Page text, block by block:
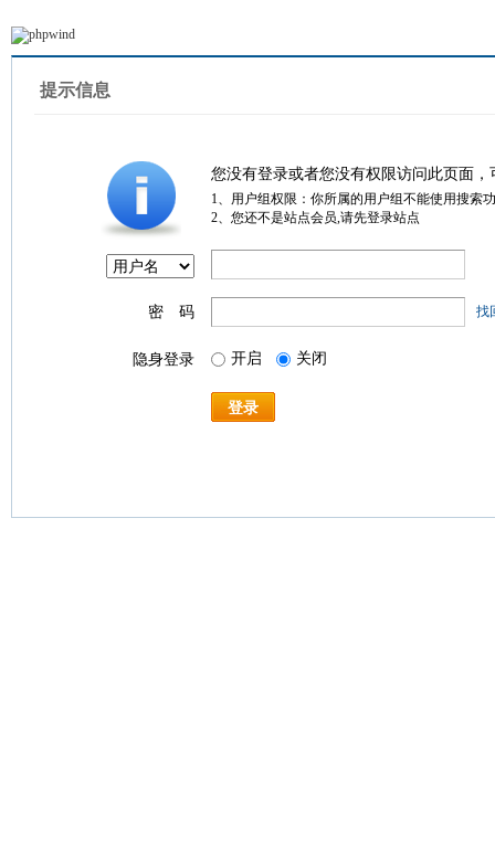
提示信息
您没有登录或者您没有权限访问此页面
1、用户组权限：你所属的用户组不能使用搜索
2、您还不是站点会员,请先登录站点
密 码 找
隐身登录 开启 关闭
登录